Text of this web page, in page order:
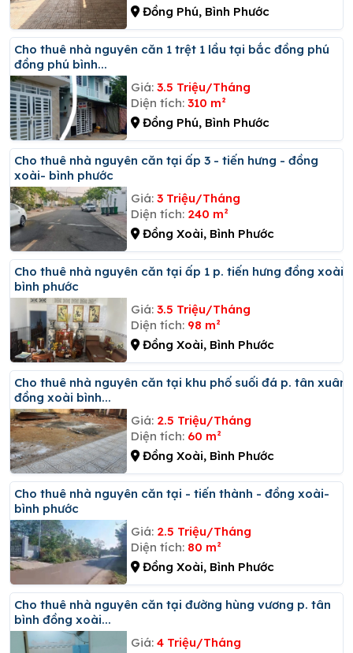
Đồng Phú, Bình Phước
Cho thuê nhà nguyên căn 1 trệt 1 lầu tại bắc đồng phú
đồng phú bình...
Giá: 3.5 Triệu/Tháng
Diện tích: 310 m²
Đồng Phú, Bình Phước
Cho thuê nhà nguyên căn tại ấp 3 - tiến hưng - đồng
xoài- bình phước
Giá: 3 Triệu/Tháng
Diện tích: 240 m²
Đồng Xoài, Bình Phước
Cho thuê nhà nguyên căn tại ấp 1 p. tiến hưng đồng xoài
bình phước
Giá: 3.5 Triệu/Tháng
Diện tích: 98 m²
Đồng Xoài, Bình Phước
Cho thuê nhà nguyên căn tại khu phố suối đá p. tân xuân
đồng xoài bình...
Giá: 2.5 Triệu/Tháng
Diện tích: 60 m²
Đồng Xoài, Bình Phước
Cho thuê nhà nguyên căn tại - tiến thành - đồng xoài-
bình phước
Giá: 2.5 Triệu/Tháng
Diện tích: 80 m²
Đồng Xoài, Bình Phước
Cho thuê nhà nguyên căn tại đường hùng vương p. tân
bình đồng xoài...
Giá: 4 Triệu/Tháng